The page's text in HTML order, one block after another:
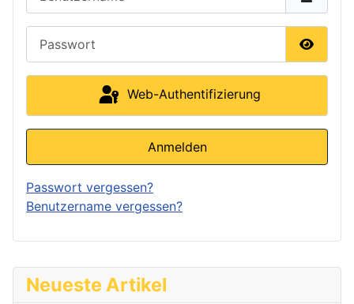
Neueste Artikel
Web-Authentifizierung
Anmelden
Passwort vergessen?
Benutzername vergessen?